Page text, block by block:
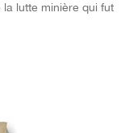
la lutte minière qui fut